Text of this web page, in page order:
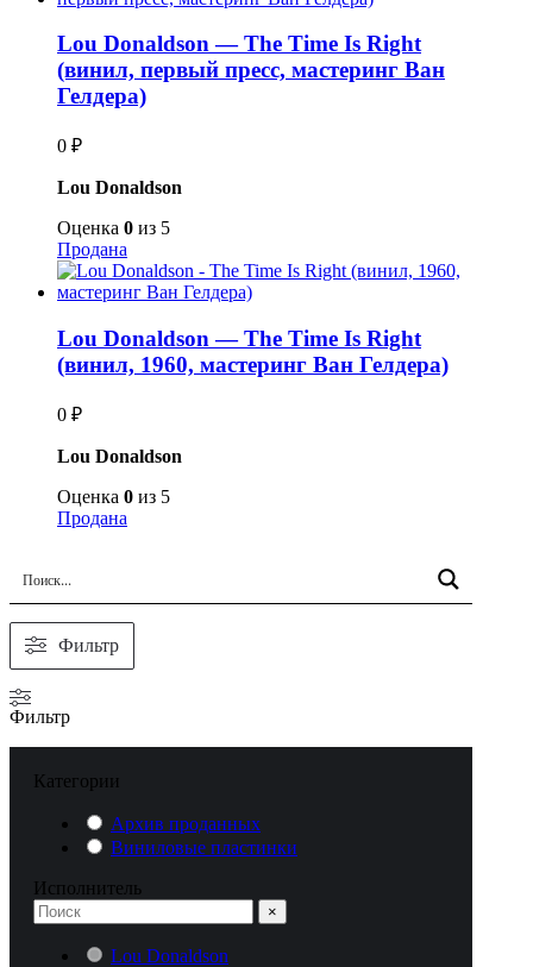
Lou Donaldson — The Time Is Right
(винил, первый пресс, мастеринг Ван
Гелдера)
0 ₽
Lou Donaldson
Оценка 0 из 5
Продана
Lou Donaldson — The Time Is Right
(винил, 1960, мастеринг Ван Гелдера)
0 ₽
Lou Donaldson
Оценка 0 из 5
Продана
Фильтр
Фильтр
Категории
Архив проданных
Виниловые пластинки
Исполнитель
×
Lou Donaldson